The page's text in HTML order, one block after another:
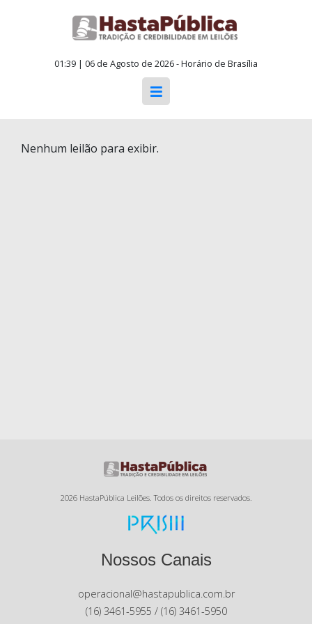
01:39 | 06 de Agosto de 2026 - Horário de Brasília
Nenhum leilão para exibir.
2026 HastaPública Leilões. Todos os direitos reservados.
Nossos Canais
operacional@hastapublica.com.br
(16) 3461-5955 / (16) 3461-5950